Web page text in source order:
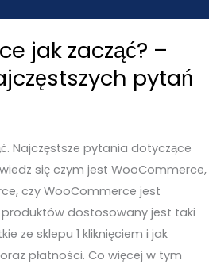
jak zacząć? –
pytań
Najczęstsze pytania dotyczące
się czym jest WooCommerce,
czy WooCommerce jest
dostosowany jest taki
ze sklepu 1 kliknięciem i jak
płatności. Co więcej w tym